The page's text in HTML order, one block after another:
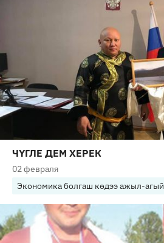
ЧҮГЛЕ ДЕМ ХЕРЕК
02 февраля
Экономика болгаш көдээ ажыл-агый